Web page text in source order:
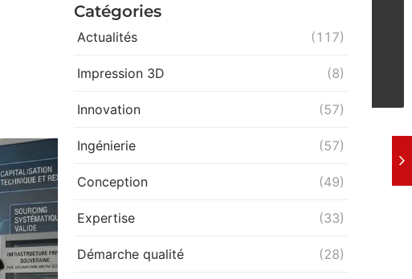
Catégories
Actualités (117)
Impression 3D (8)
Innovation (57)
Ingénierie (57)
Conception (49)
Expertise (33)
Démarche qualité (28)